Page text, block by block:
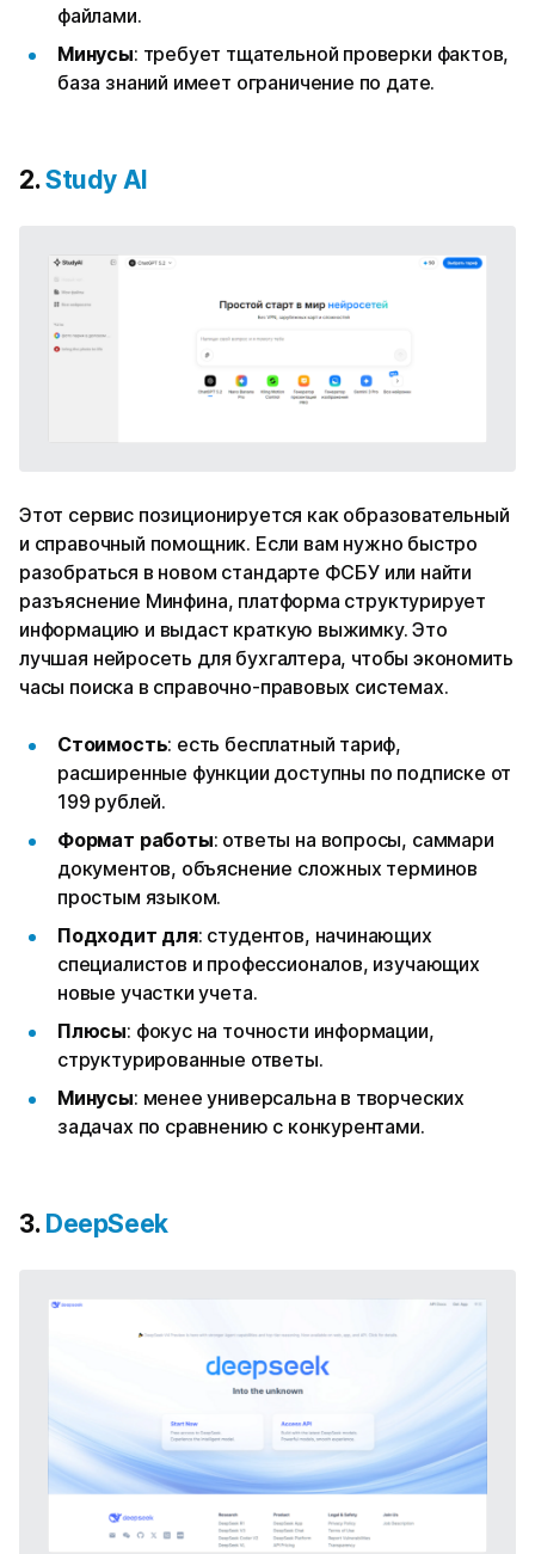
файлами.
Минусы: требует тщательной проверки фактов,
база знаний имеет ограничение по дате.
2.Study AI
Этот сервис позиционируется как образовательный
и справочный помощник. Если вам нужно быстро
разобраться в новом стандарте ФСБУ или найти
разъяснение Минфина, платформа структурирует
информацию и выдаст краткую выжимку. Это
лучшая нейросеть для бухгалтера, чтобы экономить
часы поиска в справочно-правовых системах.
Стоимость: есть бесплатный тариф,
расширенные функции доступны по подписке от
199 рублей.
Формат работы: ответы на вопросы, саммари
документов, объяснение сложных терминов
простым языком.
Подходит для: студентов, начинающих
специалистов и профессионалов, изучающих
новые участки учета.
Плюсы: фокус на точности информации,
структурированные ответы.
Минусы: менее универсальна в творческих
задачах по сравнению с конкурентами.
3. DeepSeek